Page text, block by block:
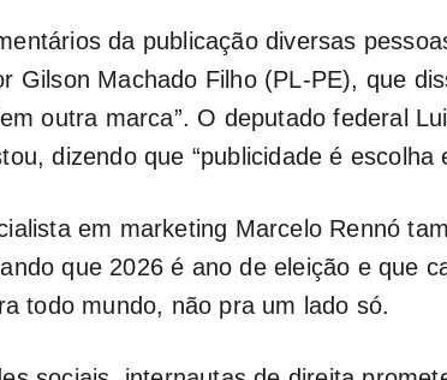
da publicação diversas
Gilson Machado Filho (PL-PE), que
outra marca”. O deputado federal
dizendo que “publicidade é escolha
em marketing Marcelo Rennó
que 2026 é ano de eleição e que
todo mundo, não pra um lado só.